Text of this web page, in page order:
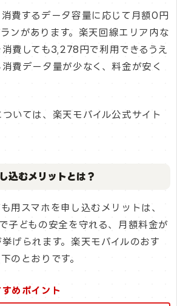
費するデータ容量に応じて月額0円
ンがあります。楽天回線エリア内な
費しても3,278円で利用できるうえ
費データ量が少なく、料金が安く
いては、楽天モバイル公式サイト
込むメリットとは？
用スマホを申し込むメリットは、
子どもの安全を守れる、月額料金が
げられます。楽天モバイルのおす
のとおりです。
めポイント